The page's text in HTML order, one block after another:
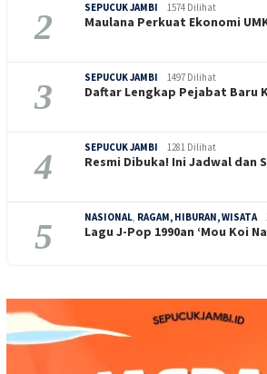
2 SEPUCUK JAMBI 1574 Dilihat
Maulana Perkuat Ekonomi
3 SEPUCUK JAMBI 1497 Dilihat
Daftar Lengkap Pejabat Baru
4 SEPUCUK JAMBI 1281 Dilihat
Resmi Dibuka! Ini Jadwal dan
5 NASIONAL, RAGAM, HIBURAN, WISATA
Lagu J-Pop 1990an ‘Mou Koi